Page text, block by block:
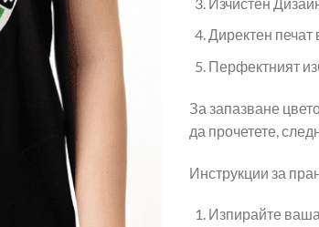
Директен печат
Перфектният
За запазване
да прочетете,
Инструкции за
Изпирайте